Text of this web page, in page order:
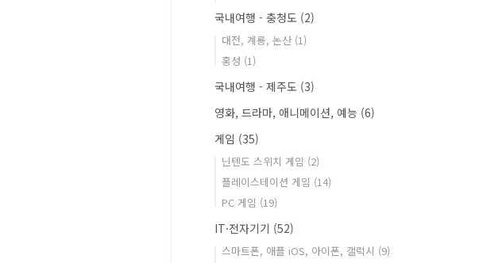
국내여행 - 충청도 (2)
대전, 계룡, 논산 (1)
홍성 (1)
국내여행 - 제주도 (3)
영화, 드라마, 애니메이션, 예능 (6)
게임 (35)
닌텐도 스위치 게임 (2)
플레이스테이션 게임 (14)
PC 게임 (19)
IT·전자기기 (52)
스마트폰, 애플 iOS, 아이폰, 갤럭시 (9)